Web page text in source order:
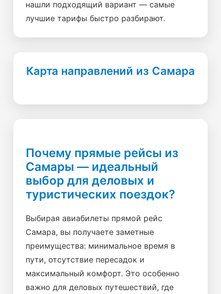
нашли подходящий вариант — самые
лучшие тарифы быстро разбирают.
Карта направлений из Самара
Почему прямые рейсы из
Самары — идеальный
выбор для деловых и
туристических поездок?
Выбирая авиабилеты прямой рейс
Самара, вы получаете заметные
преимущества: минимальное время в
пути, отсутствие пересадок и
максимальный комфорт. Это особенно
важно для деловых путешествий, где